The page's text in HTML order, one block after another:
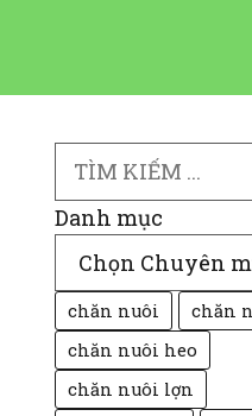
Search
Danh mục
chăn nuôi
chăn
chăn nuôi heo
chăn nuôi lợn